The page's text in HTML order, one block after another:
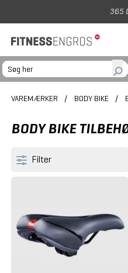
365
VAREMÆRKER / BODY BIKE /
BODY BIKE
Filter